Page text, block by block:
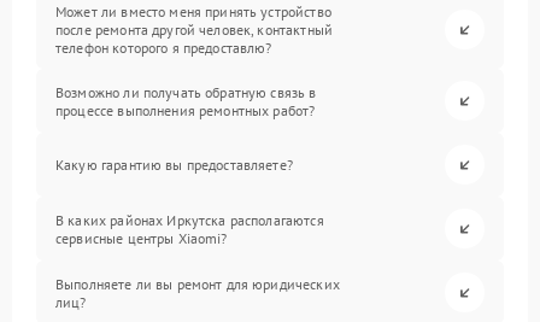
Может ли вместо меня принять устройство
после ремонта другой человек, контактный
телефон которого я предоставлю?
Возможно ли получать обратную связь в
процессе выполнения ремонтных работ?
Какую гарантию вы предоставляете?
В каких районах Иркутска располагаются
сервисные центры Xiaomi?
Выполняете ли вы ремонт для юридических
лиц?